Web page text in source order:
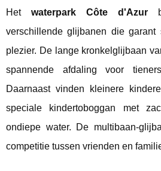
Hetwaterpark Côte d'Azur
verschillende glijbanen die garant
plezier. De lange kronkelglijbaan
spannende afdaling voor
Daarnaast vinden kleinere
speciale kindertoboggan met
ondiepe water. De multibaan-
competitie tussen vrienden en